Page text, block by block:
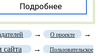
Подробнее
→ О проекте
→
сайта
→ Пользовательское